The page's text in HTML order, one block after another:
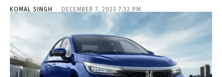
KOMAL SINGH - DECEMBER 7, 2023 7:32 PM